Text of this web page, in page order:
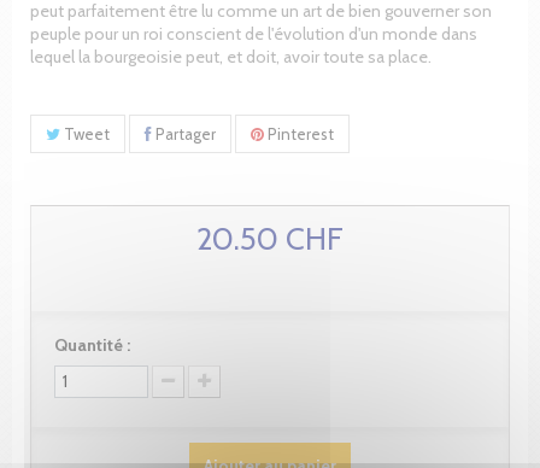
peut parfaitement être lu comme un art de bien gouverner son
peuple pour un roi conscient de l'évolution d'un monde dans
lequel la bourgeoisie peut, et doit, avoir toute sa place.
Tweet Partager Pinterest
20.50 CHF
Quantité :